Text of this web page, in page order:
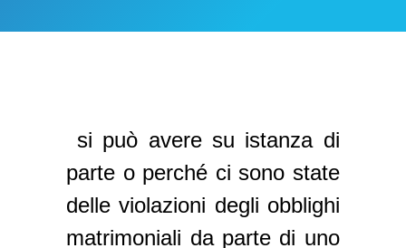
si può avere su istanza di
parte o perché ci sono state
delle violazioni degli obblighi
matrimoniali da parte di uno